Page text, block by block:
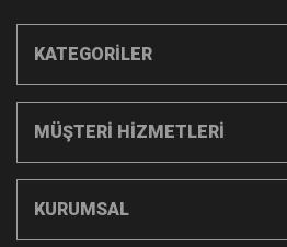
KATEGORİLER
MÜŞTERİ HİZMETLERİ
KURUMSAL